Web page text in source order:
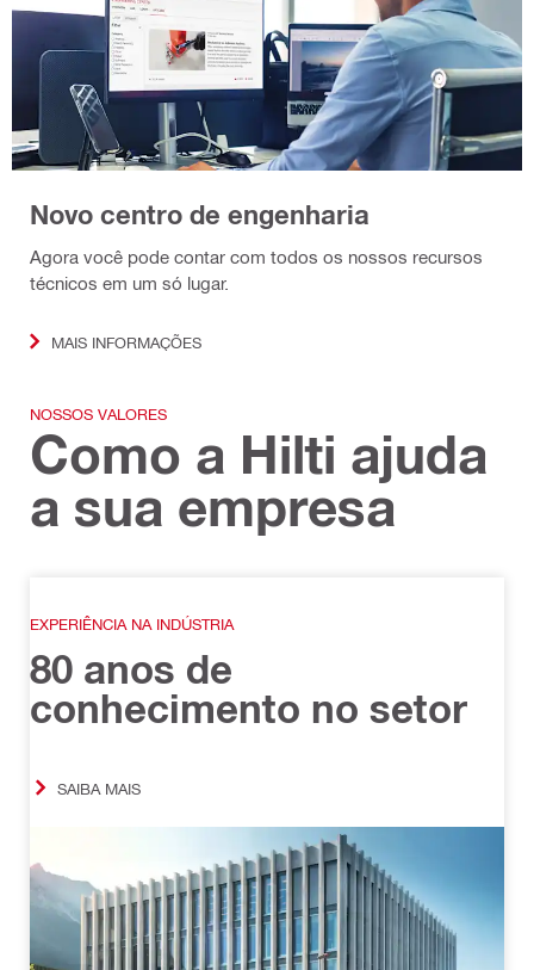
Novo centro de engenharia
Agora você pode contar com todos os nossos recursos
técnicos em um só lugar.
MAIS INFORMAÇÕES
NOSSOS VALORES
Como a Hilti ajuda
a sua empresa
EXPERIÊNCIA NA INDÚSTRIA
80 anos de
conhecimento no setor
SAIBA MAIS